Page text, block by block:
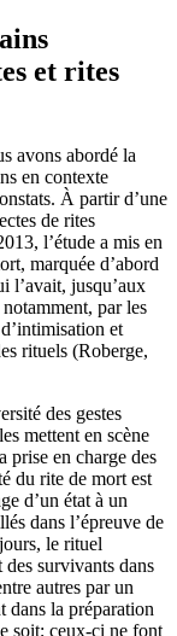
et rites
avons abordé la
en contexte
À partir d’une
de rites
l’étude a mis en
marquée d’abord
l’avait, jusqu’aux
par les
et
rituels (Roberge,
des gestes
mettent en scène
prise en charge des
du rite de mort est
d’un état à un
dans l’épreuve de
le rituel
des survivants dans
autres par un
dans la préparation
soit; ceux-ci ne font